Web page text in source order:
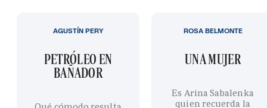
PETRÓLEO EN
BAÑADOR
AGUSTÍN PERY
UNA MUJER
Es Arina Sabalenka
quien recuerda la
ROSA BELMONTE